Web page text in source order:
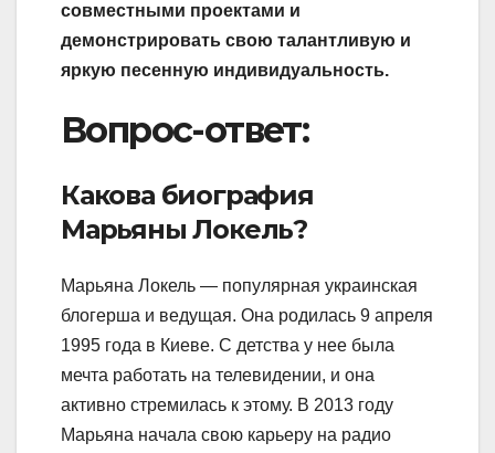
совместными проектами и
демонстрировать свою талантливую и
яркую песенную индивидуальность.
Вопрос-ответ:
Какова биография
Марьяны Локель?
Марьяна Локель — популярная украинская
блогерша и ведущая. Она родилась 9 апреля
1995 года в Киеве. С детства у нее была
мечта работать на телевидении, и она
активно стремилась к этому. В 2013 году
Марьяна начала свою карьеру на радио